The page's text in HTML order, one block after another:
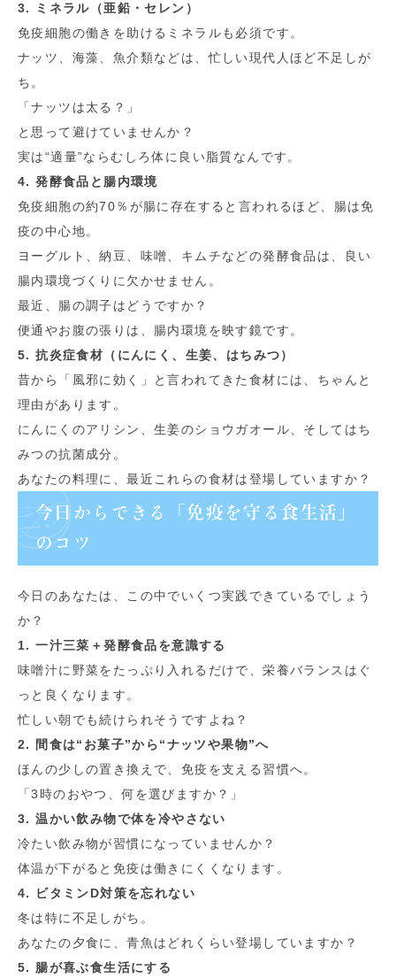
3. ミネラル（亜鉛・セレン）
免疫細胞の働きを助けるミネラルも必須です。
ナッツ、海藻、魚介類などは、忙しい現代人ほど不足しが
ち。
「ナッツは太る？」
と思って避けていませんか？
実は“適量”ならむしろ体に良い脂質なんです。
4. 発酵食品と腸内環境
免疫細胞の約70％が腸に存在すると言われるほど、腸は免
疫の中心地。
ヨーグルト、納豆、味噌、キムチなどの発酵食品は、良い
腸内環境づくりに欠かせません。
最近、腸の調子はどうですか？
便通やお腹の張りは、腸内環境を映す鏡です。
5. 抗炎症食材（にんにく、生姜、はちみつ）
昔から「風邪に効く」と言われてきた食材には、ちゃんと
理由があります。
にんにくのアリシン、生姜のショウガオール、そしてはち
みつの抗菌成分。
あなたの料理に、最近これらの食材は登場していますか？
今日からできる「免疫を守る食生活」
のコツ
今日のあなたは、この中でいくつ実践できているでしょう
か？
1. 一汁三菜＋発酵食品を意識する
味噌汁に野菜をたっぷり入れるだけで、栄養バランスはぐ
っと良くなります。
忙しい朝でも続けられそうですよね？
2. 間食は“お菓子”から“ナッツや果物”へ
ほんの少しの置き換えで、免疫を支える習慣へ。
「3時のおやつ、何を選びますか？」
3. 温かい飲み物で体を冷やさない
冷たい飲み物が習慣になっていませんか？
体温が下がると免疫は働きにくくなります。
4. ビタミンD対策を忘れない
冬は特に不足しがち。
あなたの夕食に、青魚はどれくらい登場していますか？
5. 腸が喜ぶ食生活にする